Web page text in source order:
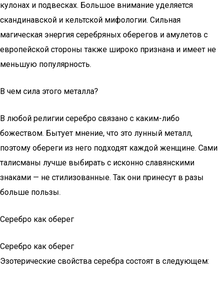
кулонах и подвесках. Большое внимание уделяется
скандинавской и кельтской мифологии. Сильная
магическая энергия серебряных оберегов и амулетов с
европейской стороны также широко признана и имеет не
меньшую популярность.
В чем сила этого металла?
В любой религии серебро связано с каким-либо
божеством. Бытует мнение, что это лунный металл,
поэтому обереги из него подходят каждой женщине. Сами
талисманы лучше выбирать с исконно славянскими
знаками — не стилизованные. Так они принесут в разы
больше пользы.
Серебро как оберег
Серебро как оберег
Эзотерические свойства серебра состоят в следующем: